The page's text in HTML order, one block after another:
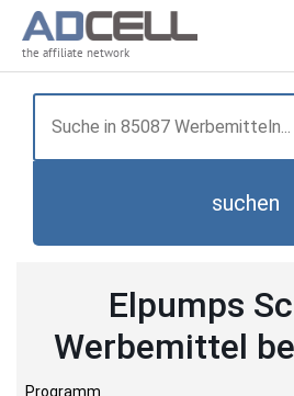
the affiliate network
suchen
Elpumps
Werbemittel
Programm